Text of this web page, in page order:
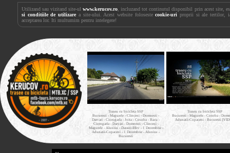
Utilizand sau vizitand site-ulwww.kerucov.ro , incluzand tot continutul disponibil prin acest site,
si conditiile de utilizare a site-ului. Acest website folosestecookie-uri proprii si ale tertilor,
acceptarea lor. Iti multumim pentru intelegere!
Traseu cu bicicleta SSP
Bucuresti - Magurele - Clinceni - Domnesti -
Darvari - Ciorogarla - Joita - Cosoba - Bacu -
Ciorogarla - Darvari - Domnesti - Clinceni -
Magurele - Alunisu - Darasti-Ilfov - 1 Decembrie -
Adunatii-Copaceni - 1 Decembrie - Alunisu -
Bucuresti
Traseu cu bicicleta SSP
Bucuresti - Magurele - Cosoba -
Adunatii-Copaceni - Bucuresti